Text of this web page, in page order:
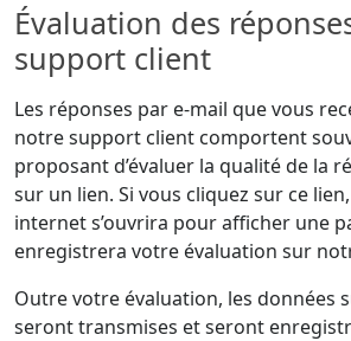
Évaluation des
support client
Les réponses par e-mail que vous
notre support client comportent
proposant d’évaluer la qualité de la
sur un lien. Si vous cliquez sur ce
internet s’ouvrira pour afficher une
enregistrera votre évaluation sur
Outre votre évaluation, les données
seront transmises et seront